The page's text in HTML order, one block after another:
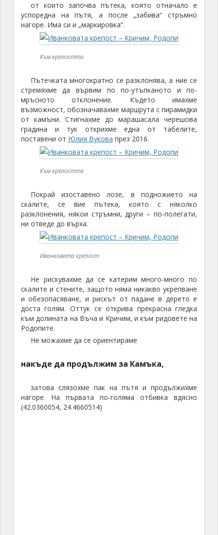
от които започва пътека, която отначало е
успоредна на пътя, а после „забива“ стръмно
нагоре. Има си и „маркировка“.
Към крепостта
Пътечката многократно се разклонява, а ние се
стремяхме да вървим по по-утъпканото и по-
мръсното отклонение. Където имахме
възможност, обозначавахме маршрута с пирамидки
от камъни. Стигнахме до марашасала черешова
градина и тук открихме една от табелите,
поставени от Юлия Вукова през 2016.
Към крепостта
Покрай изоставено лозе, в подножието на
скалите, се вие пътека, която с няколко
разклонения, някои стръмни, други – по-полегати,
ни отведе до върха.
Иванковата крепост
Не рискувахме да се катерим много-много по
скалите и стените, защото няма никакво укрепване
и обезопасяване, и рискът от падане в дерето е
доста голям. Оттук се открива прекрасна гледка
към долината на Въча и Кричим, и към ридовете на
Родопите.
Не можахме да се ориентираме
накъде да продължим за Камъка,
затова слязохме пак на пътя и продължихме
нагоре. На първата по-голяма отбивка вдясно
(42.0360054, 24.4660514)